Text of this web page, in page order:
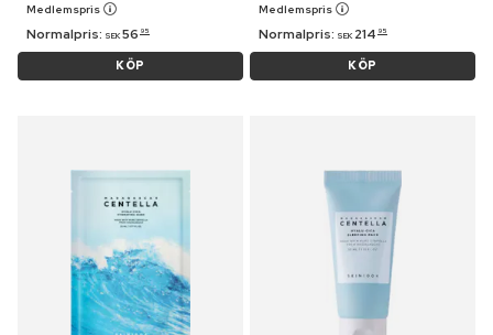
Medlemspris
Normalpris: SEK 56 95
KÖP
Medlemspris
Normalpris: SEK 214 95
KÖP